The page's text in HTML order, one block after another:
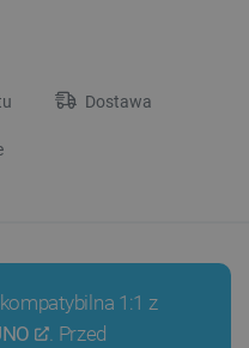
Dostawa
1:1 z
. Przed